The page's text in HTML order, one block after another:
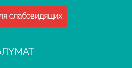
слабовидящих